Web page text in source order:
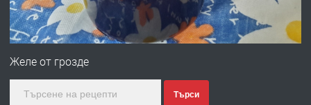
преди 4 дни
ПРЕДЛАГА
№4120 Магазин/Офис под наем в кв.
Желе от грозде
Търси